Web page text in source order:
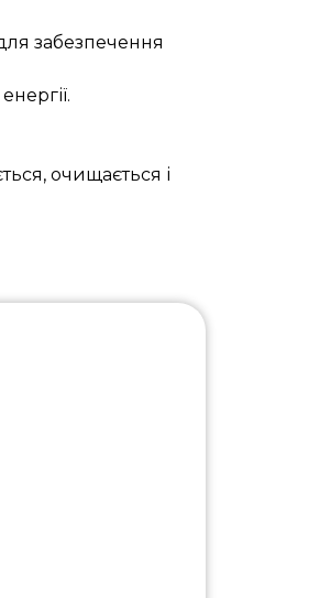
забезпечення
очищається і